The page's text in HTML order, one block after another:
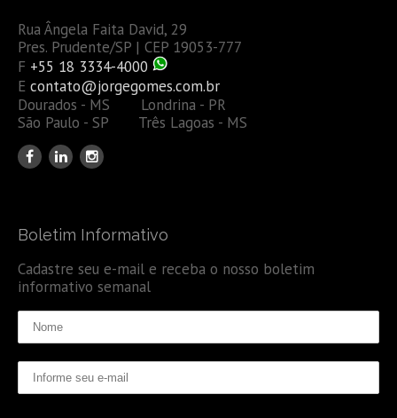
Rua Ângela Faita David, 29
Pres. Prudente/SP | CEP 19053-777
F +55 18 3334-4000
E contato@jorgegomes.com.br
Dourados - MS Londrina - PR
São Paulo - SP Três Lagoas - MS
Boletim Informativo
Cadastre seu e-mail e receba o nosso boletim
informativo semanal